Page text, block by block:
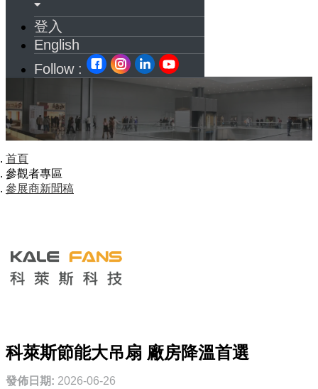
登入
English
Follow :
首頁
參觀者專區
參展商新聞稿
科萊斯節能大吊扇 廠房降溫首選
發佈日期: 2026-06-26